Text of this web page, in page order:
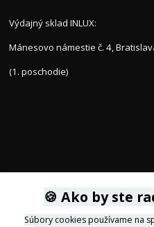
Výdajný sklad INLUX:
Mánesovo námestie č. 4,
(1. poschodie)
KONTAKTY
🍪 Ako by ste
Súbory cookies používame na